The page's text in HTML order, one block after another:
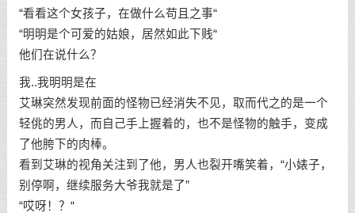
“看看这个女孩子，在做什么苟且之事“
“明明是个可爱的姑娘，居然如此下贱“
他们在说什么？
我..我明明是在
艾琳突然发现前面的怪物已经消失不见，取而代之的是一个
轻佻的男人，而自己手上握着的，也不是怪物的触手，变成
了他胯下的肉棒。
看到艾琳的视角关注到了他，男人也裂开嘴笑着，“小婊子，
别停啊，继续服务大爷我就是了”
“哎呀！？“